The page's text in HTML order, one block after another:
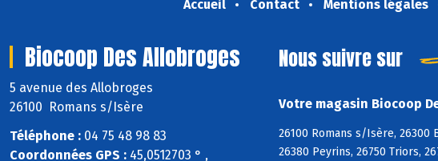
Accueil Contact Mentions légales
Biocoop Des Allobroges
5 avenue des Allobroges
26100 Romans s/Isère
Téléphone : 04 75 48 98 83
Coordonnées GPS : 45,0512703 ° ,
Nous suivre sur
Votre magasin Biocoop
26100 Romans s/Isère, 26300
26380 Peyrins, 26750 Triors,